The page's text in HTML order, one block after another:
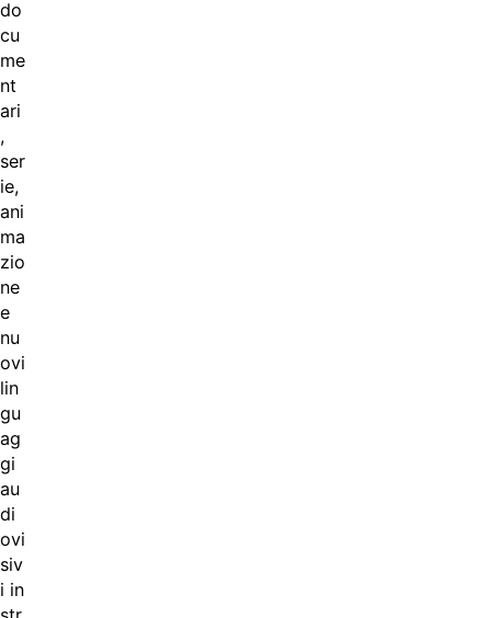
do
cu
me
nt
ari
,
ser
ie,
ani
ma
zio
ne
e
nu
ovi
lin
gu
ag
gi
au
di
ovi
siv
i in